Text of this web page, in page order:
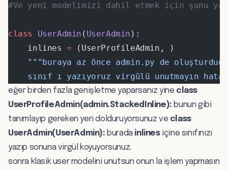
#Ve yeni modelimizi dahil etmek için şunu
class UserAdmin ( UserAdmin ):
    inlines
= (UserProfileAdmin, )
"""buraya az önce admin.py de
sınıf ı yazıyoruz virgülü unutmayın hata
eğer birden fazla genişletme yaparsanız yine class
UserProfileAdmin(admin.StackedInline): bunun gibi
tanımlayıp gereken yeri dolduruyorsunuz ve class
UserAdmin(UserAdmin): burada inlinesiçine sınıfınızı
yazıp sonuna virgül koyuyorsunuz.
sonra klasik user modelini unutsun onun la işlem yapmasın